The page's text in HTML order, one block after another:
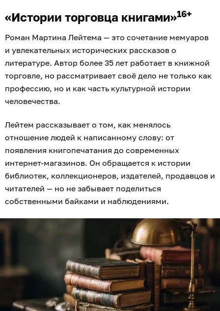
«Истории торговца книгами»16+
Роман Мартина Лейтема — это сочетание мемуаров
и увлекательных исторических рассказов о
литературе. Автор более 35 лет работает в книжной
торговле, но рассматривает своё дело не только как
профессию, но и как часть культурной истории
человечества.
Лейтем рассказывает о том, как менялось
отношение людей к написанному слову: от
появления книгопечатания до современных
интернет-магазинов. Он обращается к истории
библиотек, коллекционеров, издателей, продавцов и
читателей — но не забывает поделиться
собственными байками и наблюдениями.